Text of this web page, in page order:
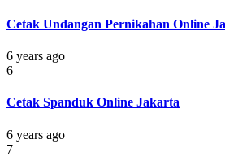
Cetak Undangan Pernikahan Online
6 years ago
6
Cetak Spanduk Online Jakarta
6 years ago
7